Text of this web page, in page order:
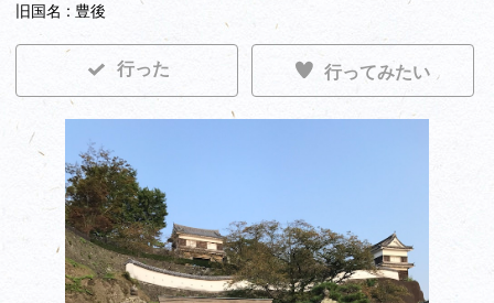
旧国名 : 豊後
行った 行ってみたい